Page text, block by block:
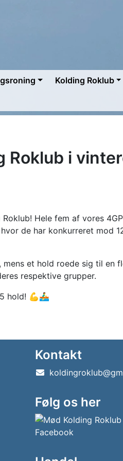
Kolding Roklub
i
Hele fem af vores
de har konkurreret mod
et hold roede sig til en
respektive grupper.
hold! 💪🚣‍♂️
Kontakt
Følg os her